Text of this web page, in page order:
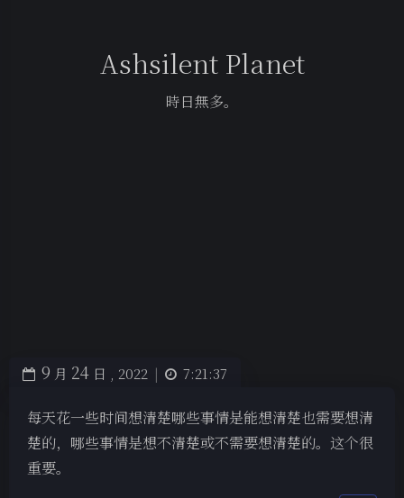
Ashsilent Planet
時日無多。
9 月 24 日 , 2022 | 7:21:37
每天花一些时间想清楚哪些事情是能想清楚也需要想清
楚的，哪些事情是想不清楚或不需要想清楚的。这个很
重要。